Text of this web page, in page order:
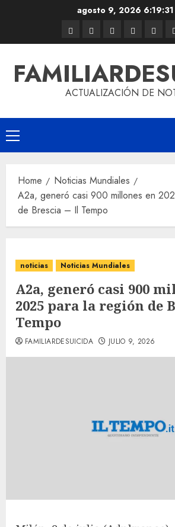
agosto 9, 2026
ACTUALIZACIÓN DE
Home
Noticias Mundiales
A2a, generó casi 900 millones en
de Brescia – Il Tempo
noticias Noticias Mundiales
A2a, generó casi 900
2025 para la región de
Tempo
FAMILIARDESUICIDA JULIO 9, 2026